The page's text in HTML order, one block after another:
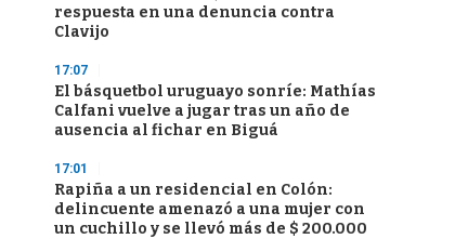
respuesta en una denuncia contra
Clavijo
17:07
El básquetbol uruguayo sonríe: Mathías
Calfani vuelve a jugar tras un año de
ausencia al fichar en Biguá
17:01
Rapiña a un residencial en Colón:
delincuente amenazó a una mujer con
un cuchillo y se llevó más de $ 200.000